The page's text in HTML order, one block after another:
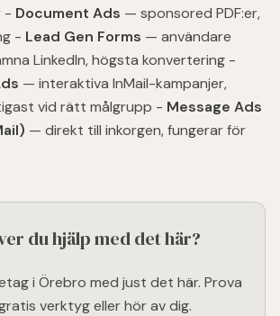
- Document Ads — sponsored PDF:er,
- Lead Gen Forms — användare
LinkedIn, högsta konvertering -
— interaktiva InMail-kampanjer,
vid rätt målgrupp - Message Ads
— direkt till inkorgen, fungerar för
du hjälp med det här?
i Örebro med just det här. Prova
verktyg eller hör av dig.